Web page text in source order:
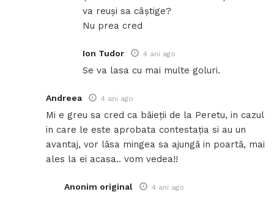
va reuși sa câștige?
Nu prea cred
Ion Tudor 4 ani ago
Se va lasa cu mai multe goluri.
Andreea 4 ani ago
Mi e greu sa cred ca băieții de la Peretu, in cazul
in care le este aprobata contestația si au un
avantaj, vor lăsa mingea sa ajungă in poartă, mai
ales la ei acasa.. vom vedea!!
Anonim original 4 ani ago